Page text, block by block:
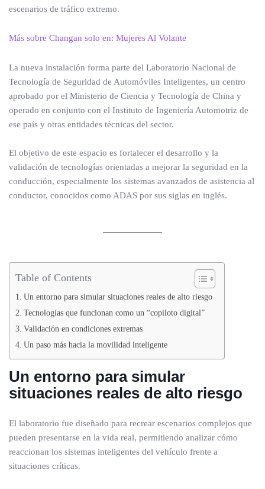
escenarios de tráfico extremo.
Más sobre Changan solo en: Mujeres Al Volante
La nueva instalación forma parte del Laboratorio Nacional de
Tecnología de Seguridad de Automóviles Inteligentes, un centro
aprobado por el Ministerio de Ciencia y Tecnología de China y
operado en conjunto con el Instituto de Ingeniería Automotriz de
ese país y otras entidades técnicas del sector.
El objetivo de este espacio es fortalecer el desarrollo y la
validación de tecnologías orientadas a mejorar la seguridad en la
conducción, especialmente los sistemas avanzados de asistencia al
conductor, conocidos como ADAS por sus siglas en inglés.
Table of Contents
Un entorno para simular situaciones reales de alto riesgo
Tecnologías que funcionan como un “copiloto digital”
Validación en condiciones extremas
Un paso más hacia la movilidad inteligente
Un entorno para simular
situaciones reales de alto riesgo
El laboratorio fue diseñado para recrear escenarios complejos que
pueden presentarse en la vida real, permitiendo analizar cómo
reaccionan los sistemas inteligentes del vehículo frente a
situaciones críticas.